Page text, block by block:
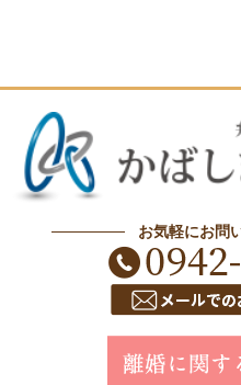
お気軽にお問